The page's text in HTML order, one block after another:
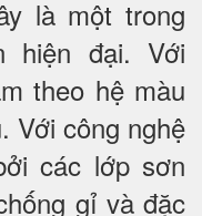
là một trong
hiện đại. Với
theo hệ màu
Với công nghệ
các lớp sơn
gỉ và đặc